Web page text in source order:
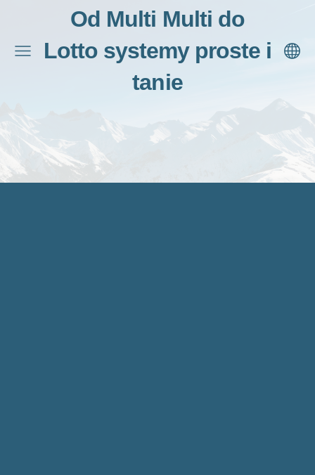
Od Multi Multi do
Lotto systemy proste i
tanie